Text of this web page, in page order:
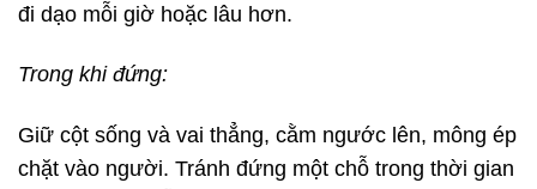
đi dạo mỗi giờ hoặc lâu hơn.
Trong khi đứng:
Giữ cột sống và vai thẳng, cằm ngước lên, mông ép
chặt vào người. Tránh đứng một chỗ trong thời gian